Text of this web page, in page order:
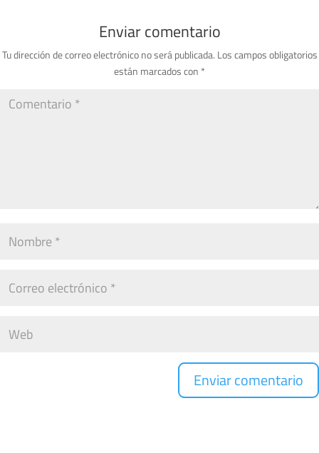
Enviar comentario
Tu dirección de correo electrónico no será publicada. Los campos obligatorios
están marcados con *